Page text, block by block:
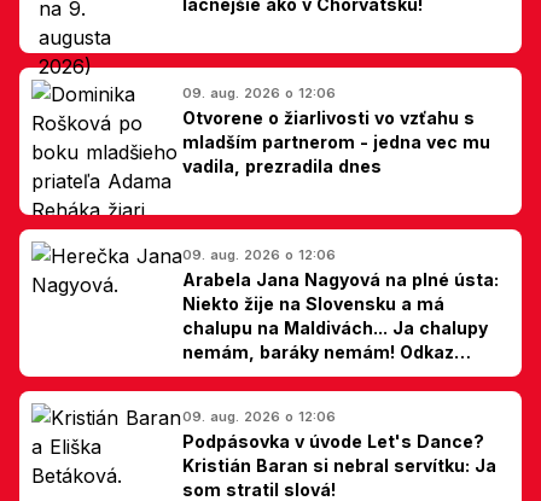
09. aug. 2026 o 12:06
Otvorene o žiarlivosti vo vzťahu s
mladším partnerom - jedna vec mu
vadila, prezradila dnes
09. aug. 2026 o 12:06
Arabela Jana Nagyová na plné ústa:
Niekto žije na Slovensku a má
chalupu na Maldivách... Ja chalupy
nemám, baráky nemám! Odkaz
Slovákom
09. aug. 2026 o 12:06
Podpásovka v úvode Let's Dance?
Kristián Baran si nebral servítku: Ja
som stratil slová!